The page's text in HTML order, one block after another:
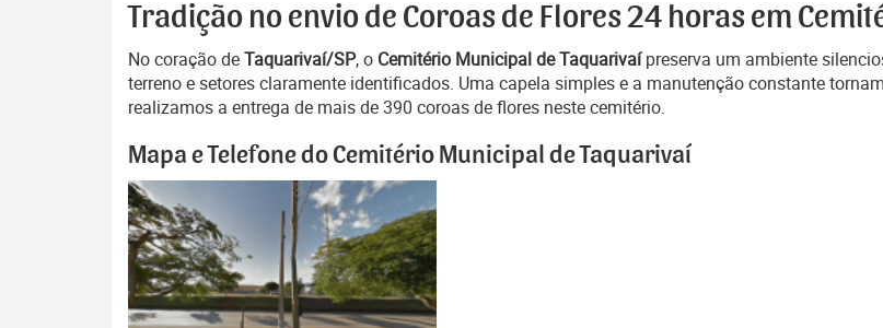
Tradição no envio de Coroas de Flores 24 horas em
No coração deTaquarivaí/SP, o Cemitério Municipal de Taquarivaípreserva um ambiente
terreno e setores claramente identificados. Uma capela simples e a manutenção constante
realizamos a entrega de mais de 390 coroas de flores neste cemitério.
Mapa e Telefone do Cemitério Municipal de Taquarivaí